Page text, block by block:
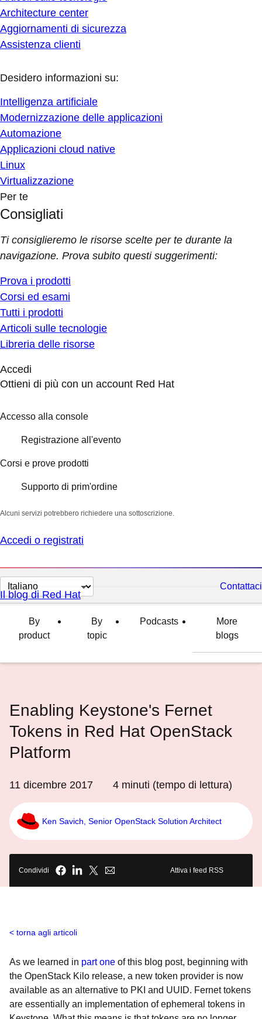
Architecture center
Aggiornamenti di sicurezza
Assistenza clienti
Desidero informazioni su:
Intelligenza artificiale
Modernizzazione delle applicazioni
Automazione
Applicazioni cloud native
Linux
Virtualizzazione
Per te
Consigliati
Ti consiglieremo le risorse scelte per te durante la
navigazione. Prova subito questi suggerimenti:
Prova i prodotti
Corsi ed esami
Tutti i prodotti
Articoli sulle tecnologie
Libreria delle risorse
Accedi
Ottieni di più con un account Red Hat
Accesso alla console
Registrazione all'evento
Corsi e prove prodotti
Supporto di prim'ordine
Alcuni servizi potrebbero richiedere una sottoscrizione.
Accedi o registrati
Cambia
lingua
Contattaci
Il blog di Red Hat
By
product
By
topic
Podcasts
More
blogs
Enabling Keystone's Fernet
Tokens in Red Hat OpenStack
Platform
11 dicembre 2017 4 minuti (tempo di lettura)
Ken Savich, Senior OpenStack Solution Architect
Condividi Attiva i feed RSS
torna agli articoli
As we learned in part one of this blog post, beginning with
the OpenStack Kilo release, a new token provider is now
available as an alternative to PKI and UUID. Fernet tokens
are essentially an implementation of ephemeral tokens in